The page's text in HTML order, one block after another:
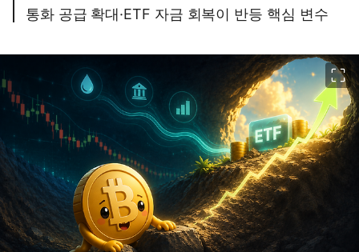
통화 공급 확대·ETF 자금 회복이 반등 핵심 변수